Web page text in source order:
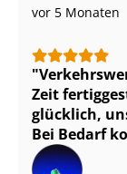
vor 5 Monaten
Zeit
glücklich,
Bei Bedarf